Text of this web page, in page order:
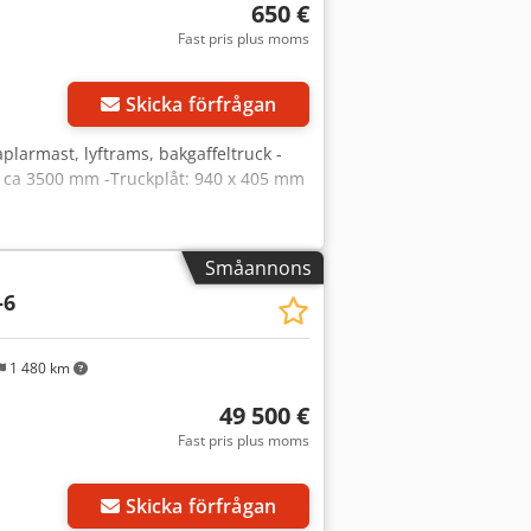
om i Europa. Vi är även
punktliga leveranser. Innan leverans
Alla nödvändiga reparationer
begäran, utföra besiktning av
huvudmål är att tillfredsställa
maskiner och göra kunden nöjd –
att ta del av våra tjänster. Behöver
650 €
Fast pris plus moms
Skicka förfrågan
lyftrams, bakgaffeltruck -
3500 mm -Truckplåt: 940 x 405 mm
Småannons
1 480 km
49 500 €
Fast pris plus moms
Skicka förfrågan